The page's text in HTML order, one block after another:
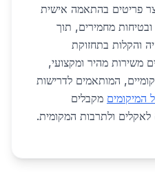
פריטים בהתאמה אישית
מחמירים, תוך
והקלות בתחזוקת
משירות מהיר ומקצועי,
המותאמים לדרישות
המיקומים מקבלים
ולתרבות המקומית.